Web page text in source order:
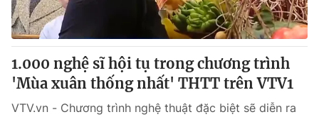
1.000 nghệ sĩ hội tụ trong chương trình
'Mùa xuân thống nhất' THTT trên VTV1
VTV.vn - Chương trình nghệ thuật đặc biệt sẽ diễn ra